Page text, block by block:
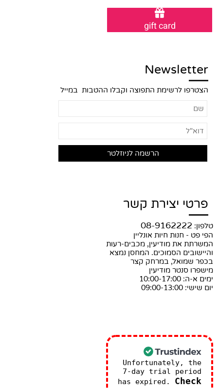
gift card
Newsletter
הצטרפו לרשימת התפוצה וקבלו ההטבות במייל
פרטי יצירת קשר
טלפון: 08-9162222
הפי פט - חנות חיות אונליין
המשרתת את מודיעין, מכבים-רעות
והיישובים הסמוכים. המחסן נמצא
בכפר שמואל, במרחק קצר
מישפרו סנטר מודיעין
ימים א-ה: 10:00-17:00
יום שישי: 09:00-13:00
Unfortunately, the
7-day trial period
has expired. Check